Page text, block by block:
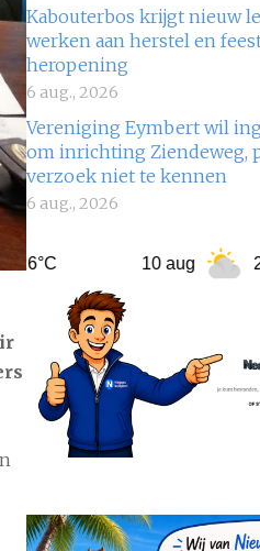
Kabouterbos krijgt nieuw
werken aan herstel en
heropening
6 aug., 2026
Vereniging Eymbert wil
om inrichting Ziendeweg,
verzoek niet te kennen
6 aug., 2026
23°C